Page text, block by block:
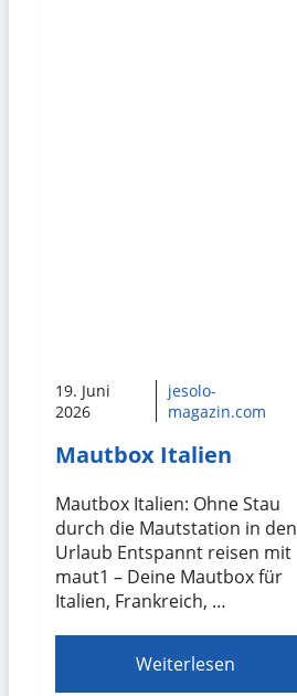
19. Juni
2026
jesolo-
magazin.com
Mautbox Italien
Mautbox Italien: Ohne Stau
durch die Mautstation in den
Urlaub Entspannt reisen mit
maut1 – Deine Mautbox für
Italien, Frankreich, …
Weiterlesen